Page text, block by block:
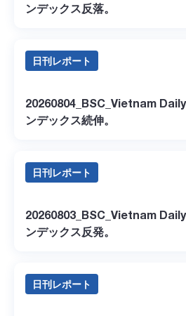
ンデックス反落。
日刊レポート
20260804_BSC_Vietnam
ンデックス続伸。
日刊レポート
20260803_BSC_Vietnam
ンデックス反発。
日刊レポート